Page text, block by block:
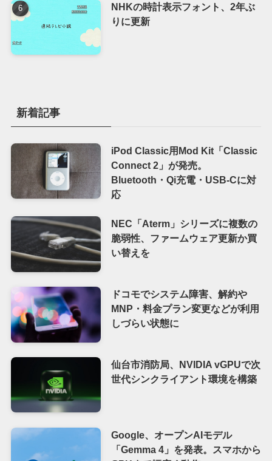
NHKの時計表示フォント、2年ぶ
りに更新
新着記事
iPod Classic用Mod Kit「Classic
Connect 2」が発売。
Bluetooth・Qi充電・USB-Cに対
応
NEC「Aterm」シリーズに複数の
脆弱性、ファームウェア更新か買
い替えを
ドコモでシステム障害、解約や
MNP・料金プラン変更などが利用
しづらい状態に
仙台市消防局、NVIDIA vGPUで次
世代シンクライアント環境を構築
Google、オープンAIモデル
「Gemma 4」を発表。スマホから